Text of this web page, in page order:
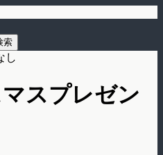
し
スプレゼン